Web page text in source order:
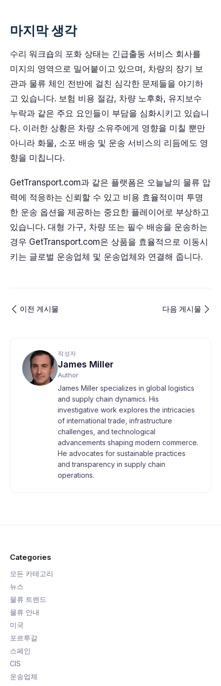
마지막 생각
수리 워크숍의 포화 상태는 긴급출동 서비스 회사를
미지의 영역으로 밀어붙이고 있으며, 차량의 장기 보
관과 물류 체인 전반에 걸친 심각한 문제들을 야기하
고 있습니다. 보험 비용 절감, 차량 노후화, 유지보수
누락과 같은 주요 요인들이 부담을 심화시키고 있습니
다. 이러한 상황은 차량 소유주에게 영향을 미칠 뿐만
아니라 화물, 소포 배송 및 운송 서비스의 리듬에도 영
향을 미칩니다.
GetTransport.com과 같은 플랫폼은 오늘날의 물류 압
력에 적응하는 신뢰할 수 있고 비용 효율적이며 투명
한 운송 옵션을 제공하는 중요한 플레이어로 부상하고
있습니다. 대형 가구, 차량 또는 필수 배송을 운송하는
경우 GetTransport.com은 상품을 효율적으로 이동시
키는 글로벌 운송업체 및 운송업체와 연결해 줍니다.
이전 게시물 다음 게시물
작성자
James Miller
Author
James Miller specializes in global logistics
and supply chain dynamics. His
investigative work explores the intricacies
of international trade, infrastructure
challenges, and technological
advancements shaping modern commerce.
He advocates for sustainable practices
and transparency in supply chain
operations.
Categories
모든 카테고리
뉴스
물류 트렌드
물류 안내
미국
포르투갈
스페인
CIS
운송업체